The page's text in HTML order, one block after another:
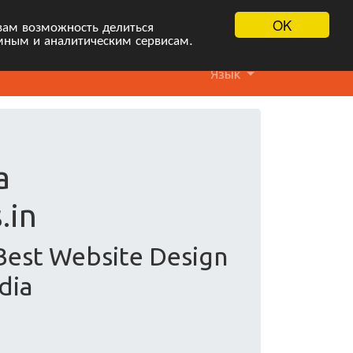
OK
возможность делиться
и аналитическим сервисам.
Язык
Website Design